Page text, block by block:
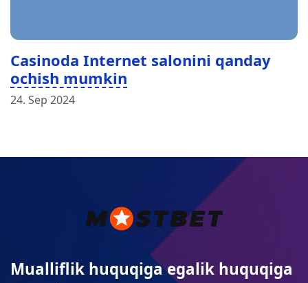
Casinoda Internet salonini qanday
ochish mumkin
24. Sep 2024
Mualliflik huquqiga egalik huquqiga